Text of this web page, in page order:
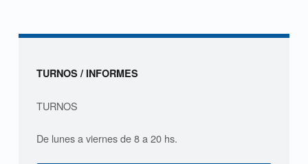
m
Sidebar
TURNOS / INFORMES
TURNOS
De lunes a viernes de 8 a 20 hs.